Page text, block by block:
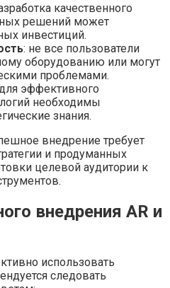
качественного
решений может
инвестиций.
: не все пользователи
оборудованию или могут
проблемами.
эффективного
необходимы
знания.
внедрение требует
и продуманных
целевой аудитории к
внедрения AR и
использовать
следовать